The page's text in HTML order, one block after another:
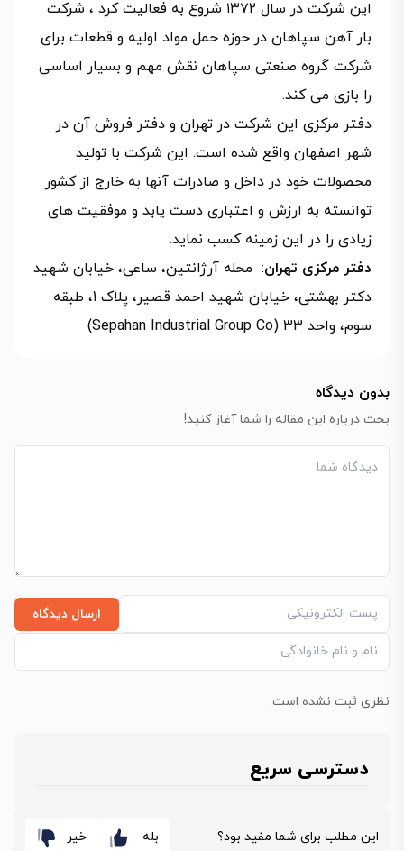
این شرکت در سال ۱۳۷۲ شروع به فعالیت کرد ، شرکت
بار آهن سپاهان در حوزه حمل مواد اولیه و قطعات برای
شرکت گروه صنعتی سپاهان نقش مهم و بسیار اساسی
را بازی می کند.
دفتر مرکزی این شرکت در تهران و دفتر فروش آن در
شهر اصفهان واقع شده است. این شرکت با تولید
محصولات خود در داخل و صادرات آنها به خارج از کشور
توانسته به ارزش و اعتباری دست یابد و موفقیت های
زیادی را در این زمینه کسب نماید.
دفتر مرکزی تهران: محله آرژانتین، ساعی، خیابان شهید
دکتر بهشتی، خیابان شهید احمد قصیر، پلاک 1، طبقه
سوم، واحد 33 (Sepahan Industrial Group Co)
بدون دیدگاه
بحث درباره این مقاله را شما آغاز کنید!
ارسال دیدگاه
نظری ثبت نشده است.
دسترسی سریع
این مطلب برای شما مفید بود؟ بله خیر